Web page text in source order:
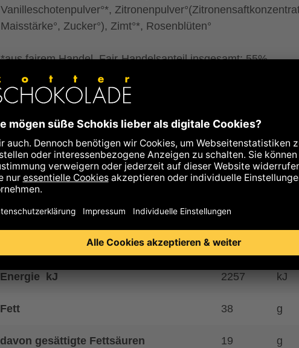
Vanilleschotenpulver°*,
Maisstärke°, Zucker°), Zimt°*, Rosenblüten°
*aus fairem Handel, Fair-Handelsanteil insgesamt: 55%
°aus kontrolliert biologischer Landwirtschaft
Kann Spuren von Schalenfrüchten aller Art, Erdnüssen, Eiern,
Gluten und Sesam enthalten.
Hinweis auf Allergene
Nährwerte
539
Energie kJ 2257 kJ
Fett 38 g
davon gesättigte Fettsäuren 19 g